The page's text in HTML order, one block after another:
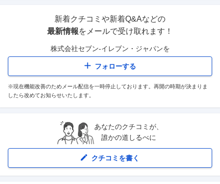
新着クチコミや新着Q&Aなどの
最新情報をメールで受け取れます！
株式会社セブン-イレブン・ジャパンを
フォローする
※現在機能改善のためメール配信を一時停止しております。再開の時期が決まりま
したら改めてお知らせいたします。
あなたのクチコミが、
誰かの道しるべに
クチコミを書く